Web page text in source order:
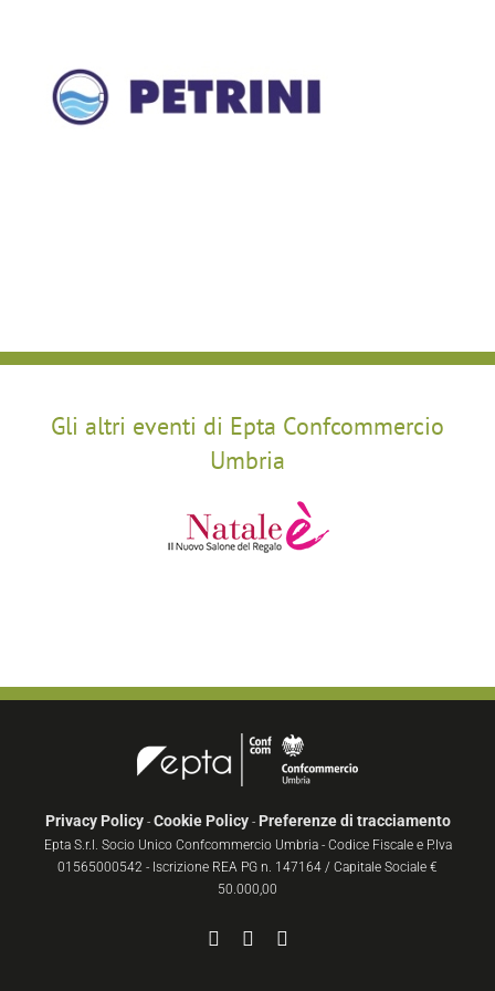
Gli altri eventi di Epta Confcommercio
Umbria
Privacy Policy- Cookie Policy- Preferenze di tracciamento
Epta S.r.l. Socio Unico Confcommercio Umbria - Codice Fiscale e P.Iva
01565000542 - Iscrizione REA PG n. 147164 / Capitale Sociale €
50.000,00
FacebookYouTube